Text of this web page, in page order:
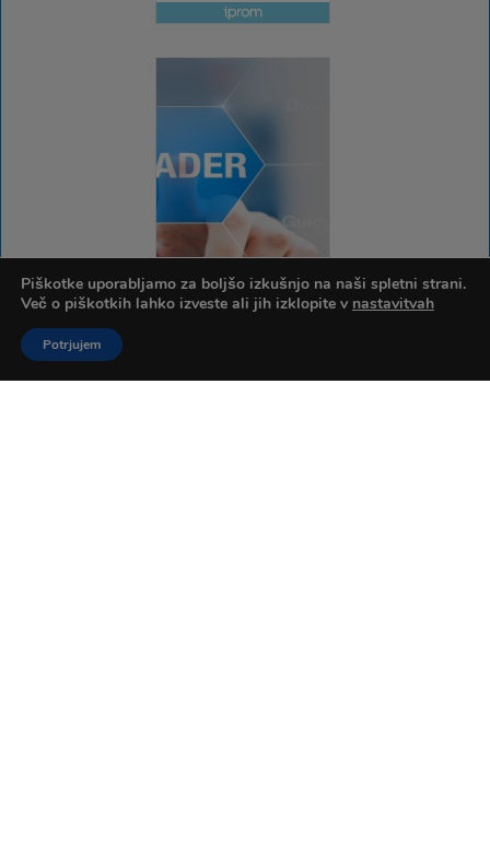
Piškotke uporabljamo za boljšo izkušnjo na naši spletni strani.
Več o piškotkih lahko izveste ali jih izklopite v nastavitvah
Potrjujem